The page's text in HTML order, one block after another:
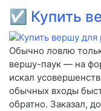
☑ Купить
Обычно ловлю
вершу-паук — на
искал
обычных входы
обратно. Заказал,